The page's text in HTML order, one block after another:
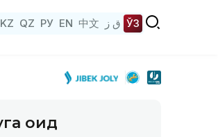
KZ QZ РУ EN 中文 ق ز ЎЗ
оид